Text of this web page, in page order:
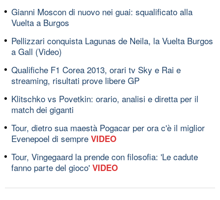
Gianni Moscon di nuovo nei guai: squalificato alla
Vuelta a Burgos
Pellizzari conquista Lagunas de Neila, la Vuelta Burgos
a Gall (Video)
Qualifiche F1 Corea 2013, orari tv Sky e Rai e
streaming, risultati prove libere GP
Klitschko vs Povetkin: orario, analisi e diretta per il
match dei giganti
Tour, dietro sua maestà Pogacar per ora c'è il miglior
Evenepoel di sempre VIDEO
Tour, Vingegaard la prende con filosofia: 'Le cadute
fanno parte del gioco' VIDEO